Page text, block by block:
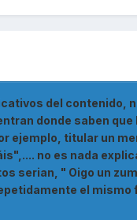
del contenido,
donde saben
ejemplo, titular un
no es nada
serian, " Oigo un
el mismo